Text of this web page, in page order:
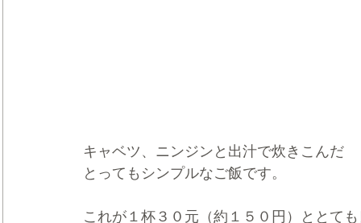
キャベツ、ニンジンと出汁で炊きこんだ
とってもシンプルなご飯です。
これが１杯３０元（約１５０円）ととて